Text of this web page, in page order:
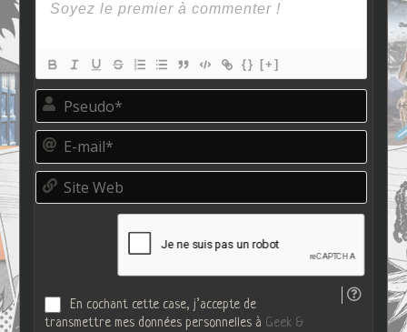
{} [+]
P
e
d
o
E
m
i
S
t
En cochant cette case, j’accepte de
transmettre mes données personnelles à Geek &